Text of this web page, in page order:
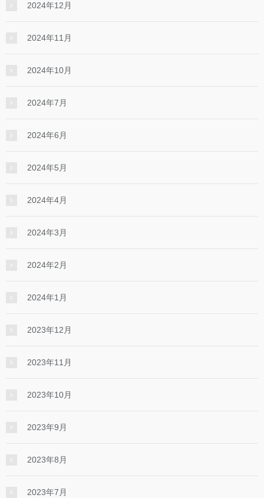
2024年12月
2024年11月
2024年10月
2024年7月
2024年6月
2024年5月
2024年4月
2024年3月
2024年2月
2024年1月
2023年12月
2023年11月
2023年10月
2023年9月
2023年8月
2023年7月